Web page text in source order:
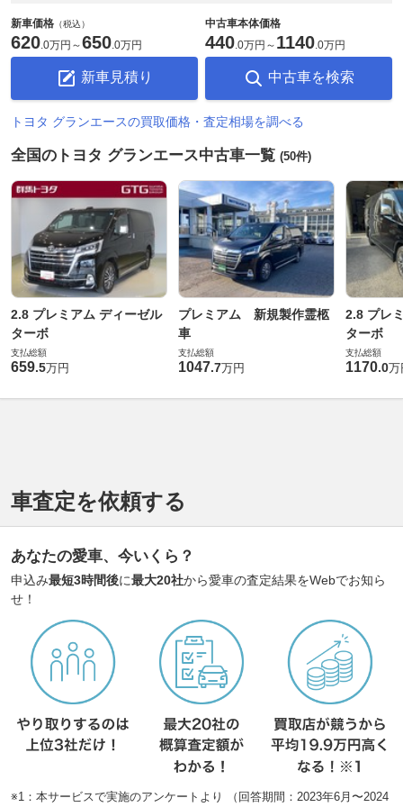
新車価格 （税込）
620.0万円 ～650.0万円
新車見積り
中古車本体価格
440.0万円 ～ 1140.0万円
中古車を検索
トヨタ グランエースの買取価格・査定相場を調べる
全国のトヨタ グランエース中古車一覧 (50件)
2.8 プレミアム ディーゼル
ターボ
支払総額
659.5万円
プレミアム 新規製作霊柩
車
支払総額
1047.7万円
2.8 プレ
ターボ
支払総額
1170.0万
車査定を依頼する
あなたの愛車、今いくら？
申込み最短3時間後に最大20社から愛車の査定結果をWebでお知ら
せ！
※1：本サービスで実施のアンケートより （回答期間：2023年6月〜2024